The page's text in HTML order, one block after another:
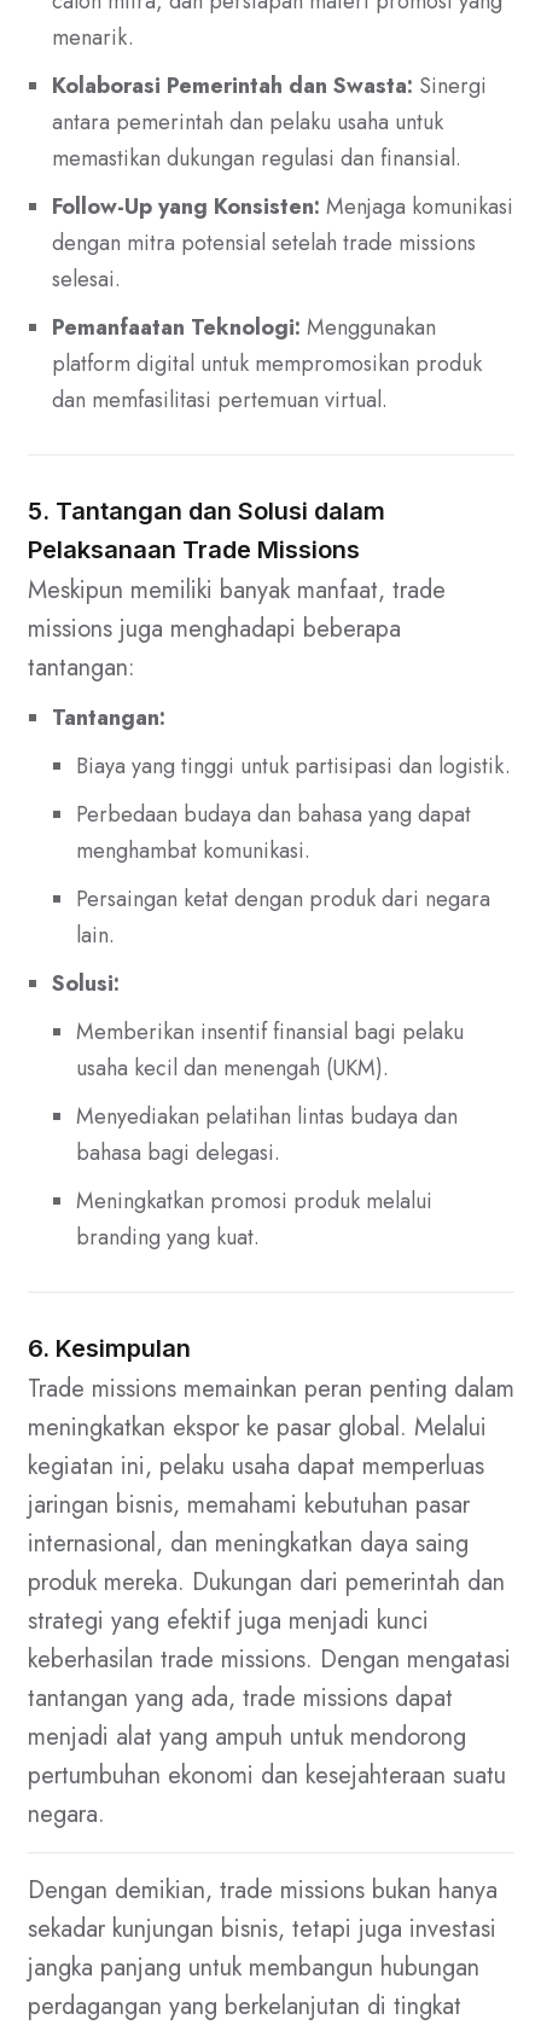
menarik.
Kolaborasi Pemerintah dan Swasta: Sinergi
antara pemerintah dan pelaku usaha untuk
memastikan dukungan regulasi dan finansial.
Follow-Up yang Konsisten: Menjaga komunikasi
dengan mitra potensial setelah trade missions
selesai.
Pemanfaatan Teknologi: Menggunakan
platform digital untuk mempromosikan produk
dan memfasilitasi pertemuan virtual.
5. Tantangan dan Solusi dalam
Pelaksanaan Trade Missions
Meskipun memiliki banyak manfaat, trade
missions juga menghadapi beberapa
tantangan:
Tantangan:
Biaya yang tinggi untuk partisipasi dan logistik.
Perbedaan budaya dan bahasa yang dapat
menghambat komunikasi.
Persaingan ketat dengan produk dari negara
lain.
Solusi:
Memberikan insentif finansial bagi pelaku
usaha kecil dan menengah (UKM).
Menyediakan pelatihan lintas budaya dan
bahasa bagi delegasi.
Meningkatkan promosi produk melalui
branding yang kuat.
6. Kesimpulan
Trade missions memainkan peran penting dalam
meningkatkan ekspor ke pasar global. Melalui
kegiatan ini, pelaku usaha dapat memperluas
jaringan bisnis, memahami kebutuhan pasar
internasional, dan meningkatkan daya saing
produk mereka. Dukungan dari pemerintah dan
strategi yang efektif juga menjadi kunci
keberhasilan trade missions. Dengan mengatasi
tantangan yang ada, trade missions dapat
menjadi alat yang ampuh untuk mendorong
pertumbuhan ekonomi dan kesejahteraan suatu
negara.
Dengan demikian, trade missions bukan hanya
sekadar kunjungan bisnis, tetapi juga investasi
jangka panjang untuk membangun hubungan
perdagangan yang berkelanjutan di tingkat